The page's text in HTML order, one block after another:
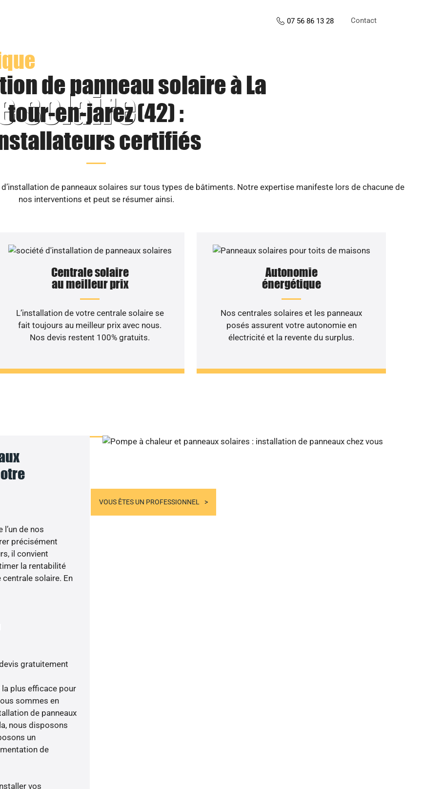
07 56 86 13 28 Contact
solaire
de panneau solaire à La
tour-en-jarez (42) :
certifiés
de panneaux solaires sur tous types de bâtiments. Notre expertise manifeste lors de chacune de
nos interventions et peut se résumer ainsi.
Centrale solaire
au meilleur prix
L’installation de votre centrale solaire se
fait toujours au meilleur prix avec nous.
Nos devis restent 100% gratuits.
Autonomie
énergétique
Nos centrales solaires et les panneaux
posés assurent votre autonomie en
électricité et la revente du surplus.
VOUS ÊTES UN PROFESSIONNEL
de nos
précisément
il convient
la rentabilité
solaire. En
gratuitement
plus efficace pour
sommes en
de panneaux
nous disposons
un
de
vos